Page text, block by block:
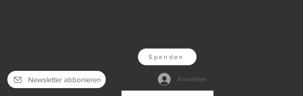
Newsletter abbonieren
Spenden
Anmelden